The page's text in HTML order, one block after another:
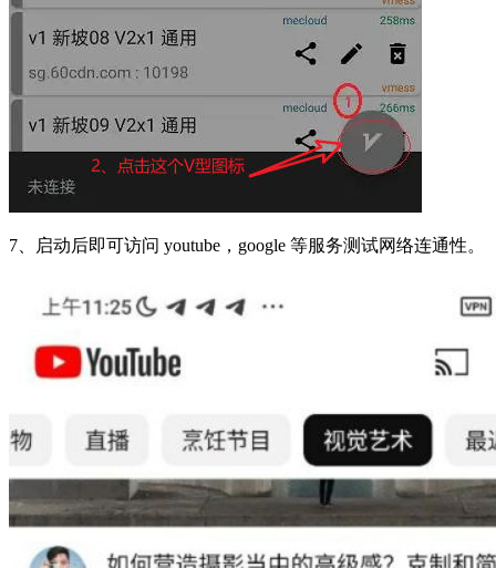
7、启动后即可访问 youtube，google 等服务测试网络连通性。